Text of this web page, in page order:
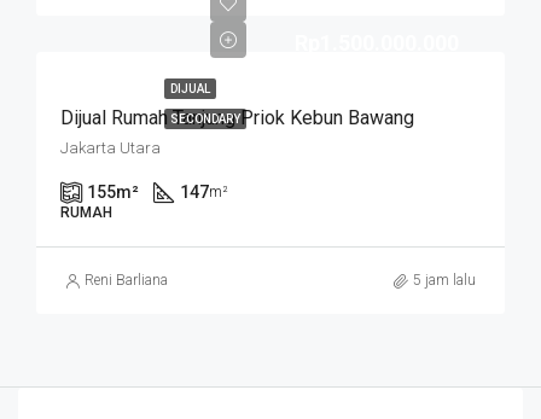
DIJUAL
SECONDARY
Dijual Rumah Tanjung Priok Kebun Bawang
Jakarta Utara
155m² 147m²
RUMAH
Reni Barliana 5 jam lalu